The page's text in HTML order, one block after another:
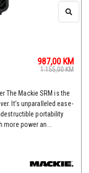
987,00 KM
1.155,00KM
The Mackie SRM is the
It’s unparalleled ease-
portability
more power an...